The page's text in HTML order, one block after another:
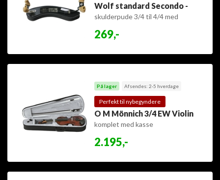
Wolf standard Secondo -
skulderpude 3/4 til 4/4 med
269,-
På lager Afsendes: 2-5 hverdage
Perfekt til nybegyndere
O M Mönnich 3/4 EW Violin
komplet med kasse
2.195,-